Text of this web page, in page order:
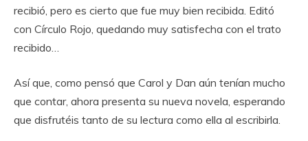
recibió, pero es cierto que fue muy bien recibida. Editó
con Círculo Rojo, quedando muy satisfecha con el trato
recibido…
Así que, como pensó que Carol y Dan aún tenían mucho
que contar, ahora presenta su nueva novela, esperando
que disfrutéis tanto de su lectura como ella al escribirla.